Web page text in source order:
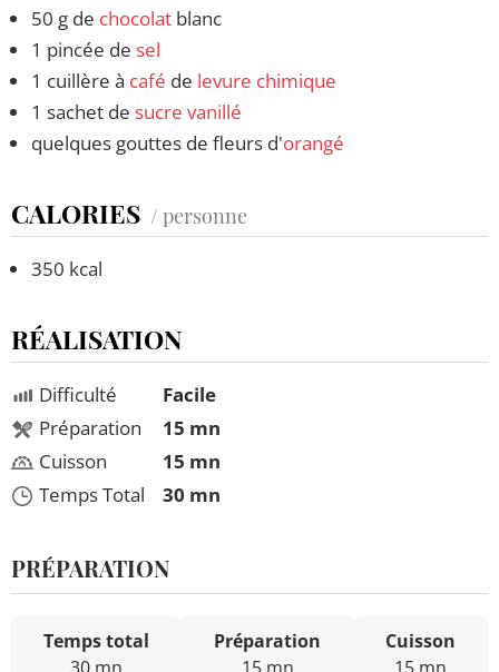
50 g de chocolat blanc
1 pincée de sel
1 cuillère à café de levure chimique
1 sachet de sucre vanillé
quelques gouttes de fleurs d'orangé
CALORIES / personne
350 kcal
RÉALISATION
Difficulté
Préparation
Cuisson
Temps Total
Facile
15 mn
15 mn
30 mn
PRÉPARATION
Temps total
Préparation
Cuisson